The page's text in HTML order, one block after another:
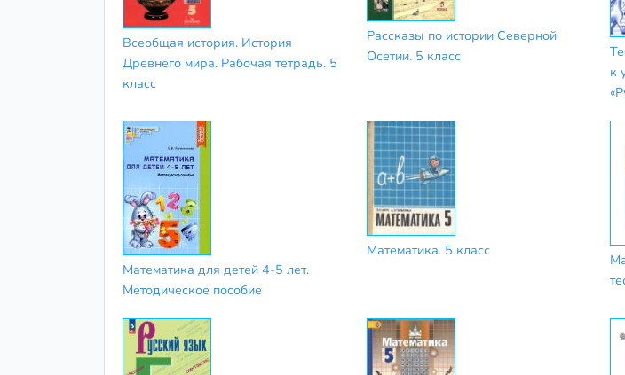
Всеобщая история. История
Древнего мира. Рабочая тетрадь. 5
класс
Рассказы по истории Северной
Осетии. 5 класс
к
Математика для детей 4-5 лет.
Методическое пособие
Математика. 5 класс